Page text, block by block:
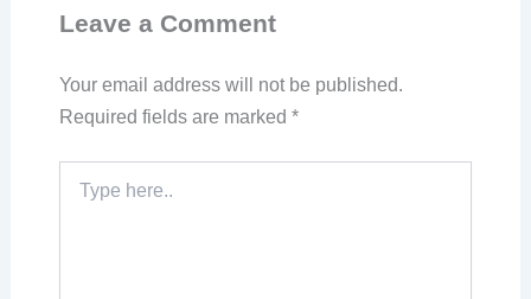
Leave a Comment
Your email address will not be published.
Required fields are marked *
here..